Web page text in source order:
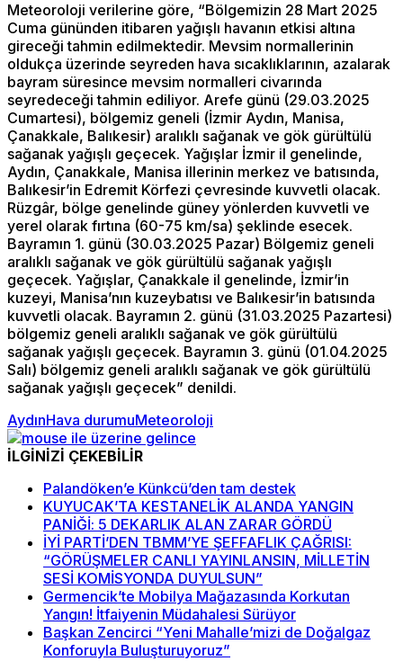
Meteoroloji verilerine göre, “Bölgemizin 28 Mart 2025
Cuma gününden itibaren yağışlı havanın etkisi altına
gireceği tahmin edilmektedir. Mevsim normallerinin
oldukça üzerinde seyreden hava sıcaklıklarının, azalarak
bayram süresince mevsim normalleri civarında
seyredeceği tahmin ediliyor. Arefe günü (29.03.2025
Cumartesi), bölgemiz geneli (İzmir Aydın, Manisa,
Çanakkale, Balıkesir) aralıklı sağanak ve gök gürültülü
sağanak yağışlı geçecek. Yağışlar İzmir il genelinde,
Aydın, Çanakkale, Manisa illerinin merkez ve batısında,
Balıkesir’in Edremit Körfezi çevresinde kuvvetli olacak.
Rüzgâr, bölge genelinde güney yönlerden kuvvetli ve
yerel olarak fırtına (60-75 km/sa) şeklinde esecek.
Bayramın 1. günü (30.03.2025 Pazar) Bölgemiz geneli
aralıklı sağanak ve gök gürültülü sağanak yağışlı
geçecek. Yağışlar, Çanakkale il genelinde, İzmir’in
kuzeyi, Manisa’nın kuzeybatısı ve Balıkesir’in batısında
kuvvetli olacak. Bayramın 2. günü (31.03.2025 Pazartesi)
bölgemiz geneli aralıklı sağanak ve gök gürültülü
sağanak yağışlı geçecek. Bayramın 3. günü (01.04.2025
Salı) bölgemiz geneli aralıklı sağanak ve gök gürültülü
sağanak yağışlı geçecek” denildi.
AydınHava durumuMeteoroloji
İLGİNİZİ ÇEKEBİLİR
Palandöken’e Künkcü’den tam destek
KUYUCAK’TA KESTANELİK ALANDA YANGIN
PANİĞİ: 5 DEKARLIK ALAN ZARAR GÖRDÜ
İYİ PARTİ’DEN TBMM’YE ŞEFFAFLIK ÇAĞRISI:
“GÖRÜŞMELER CANLI YAYINLANSIN, MİLLETİN
SESİ KOMİSYONDA DUYULSUN”
Germencik’te Mobilya Mağazasında Korkutan
Yangın! İtfaiyenin Müdahalesi Sürüyor
Başkan Zencirci “Yeni Mahalle’mizi de Doğalgaz
Konforuyla Buluşturuyoruz”